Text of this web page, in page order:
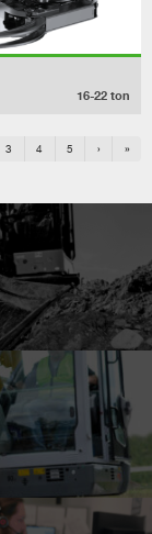
16-22 ton
3 4 5 › »